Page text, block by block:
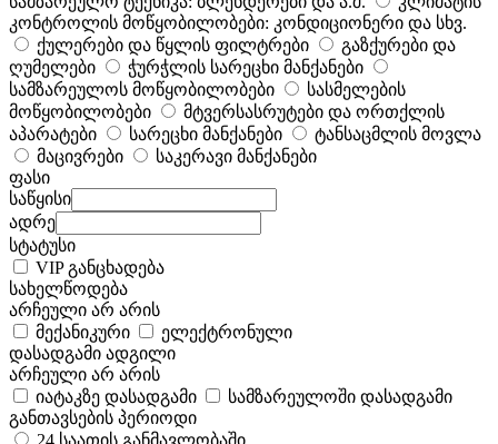
კონტროლის მოწყობილობები: კონდიციონერი და სხვ.
ქულერები და წყლის ფილტრები
გაზქურები და
ღუმელები
ჭურჭლის სარეცხი მანქანები
სამზარეულოს მოწყობილობები
სასმელების
მოწყობილობები
მტვერსასრუტები და ორთქლის
აპარატები
სარეცხი მანქანები
ტანსაცმლის მოვლა
მაცივრები
საკერავი მანქანები
ფასი
საწყისი
ადრე
სტატუსი
VIP განცხადება
სახელწოდება
არჩეული არ არის
მექანიკური
ელექტრონული
დასადგამი ადგილი
არჩეული არ არის
იატაკზე დასადგამი
სამზარეულოში დასადგამი
განთავსების პერიოდი
24 საათის განმავლობაში